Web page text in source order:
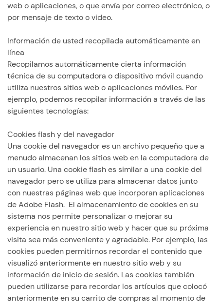
web o aplicaciones, o que envía por correo electrónico, o
por mensaje de texto o video.
Información de usted recopilada automáticamente en
línea
Recopilamos automáticamente cierta información
técnica de su computadora o dispositivo móvil cuando
utiliza nuestros sitios web o aplicaciones móviles. Por
ejemplo, podemos recopilar información a través de las
siguientes tecnologías:
Cookies flash y del navegador
Una cookie del navegador es un archivo pequeño que a
menudo almacenan los sitios web en la computadora de
un usuario. Una cookie flash es similar a una cookie del
navegador pero se utiliza para almacenar datos junto
con nuestras páginas web que incorporan aplicaciones
de Adobe Flash. El almacenamiento de cookies en su
sistema nos permite personalizar o mejorar su
experiencia en nuestro sitio web y hacer que su próxima
visita sea más conveniente y agradable. Por ejemplo, las
cookies pueden permitirnos recordar el contenido que
visualizó anteriormente en nuestro sitio web y su
información de inicio de sesión. Las cookies también
pueden utilizarse para recordar los artículos que colocó
anteriormente en su carrito de compras al momento de